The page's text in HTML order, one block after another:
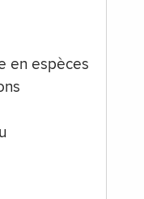
en espèces